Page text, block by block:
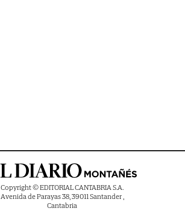
Copyright © EDITORIAL CANTABRIA S.A.
Avenida de Parayas 38, 39011 Santander ,
Cantabria